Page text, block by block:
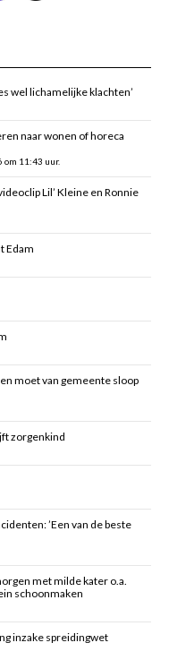
wel lichamelijke klachten’
naar wonen of horeca
om 11:43 uur.
Lil’ Kleine en Ronnie
Edam
moet van gemeente sloop
zorgenkind
’Een van de beste
met milde kater o.a.
schoonmaken
inzake spreidingwet